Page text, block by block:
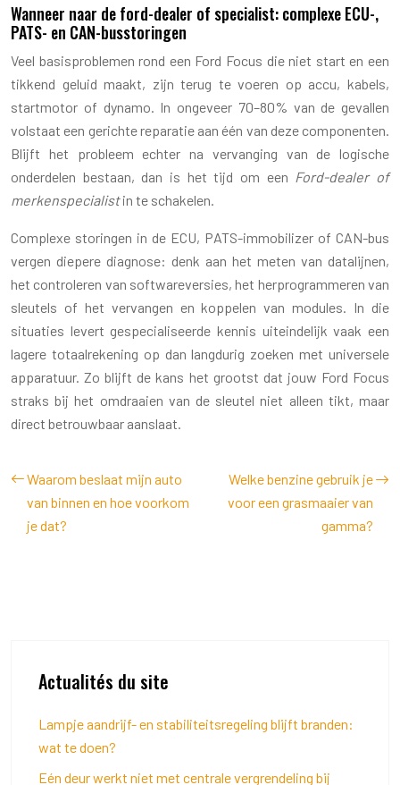
Wanneer naar de ford-dealer of specialist: complexe ECU-,
PATS- en CAN-busstoringen
Veel basisproblemen rond een Ford Focus die niet start en een
tikkend geluid maakt, zijn terug te voeren op accu, kabels,
startmotor of dynamo. In ongeveer 70–80% van de gevallen
volstaat een gerichte reparatie aan één van deze componenten.
Blijft het probleem echter na vervanging van de logische
onderdelen bestaan, dan is het tijd om een Ford-dealer of
merkenspecialistin te schakelen.
Complexe storingen in de ECU, PATS-immobilizer of CAN-bus
vergen diepere diagnose: denk aan het meten van datalijnen,
het controleren van softwareversies, het herprogrammeren van
sleutels of het vervangen en koppelen van modules. In die
situaties levert gespecialiseerde kennis uiteindelijk vaak een
lagere totaalrekening op dan langdurig zoeken met universele
apparatuur. Zo blijft de kans het grootst dat jouw Ford Focus
straks bij het omdraaien van de sleutel niet alleen tikt, maar
direct betrouwbaar aanslaat.
Waarom beslaat mijn auto
van binnen en hoe voorkom
je dat?
Welke benzine gebruik je
voor een grasmaaier van
gamma?
Actualités du site
Lampje aandrijf- en stabiliteitsregeling blijft branden:
wat te doen?
Eén deur werkt niet met centrale vergrendeling bij